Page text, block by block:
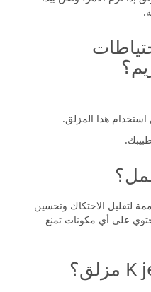
هذا المزلق.
لتقليل الاحتكاك وتحسين
على أي مكونات تمنع